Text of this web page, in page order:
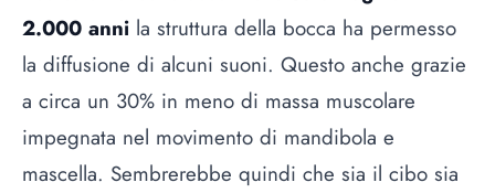
2.000 anni la struttura della bocca ha permesso
la diffusione di alcuni suoni. Questo anche grazie
a circa un 30% in meno di massa muscolare
impegnata nel movimento di mandibola e
mascella. Sembrerebbe quindi che sia il cibo sia